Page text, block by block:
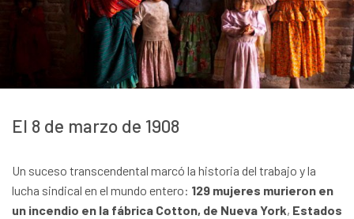
El 8 de marzo de 1908
Un suceso transcendental marcó la historia del trabajo y la
lucha sindical en el mundo entero: 129 mujeres murieron en
un incendio en la fábrica Cotton, de Nueva York, Estados